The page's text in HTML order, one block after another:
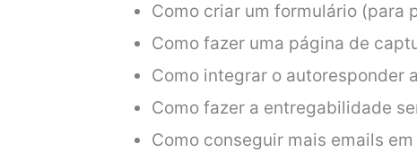
Como criar um formulário (para
Como fazer uma página de
Como integrar o autoresponder
Como fazer a entregabilidade
Como conseguir mais emails